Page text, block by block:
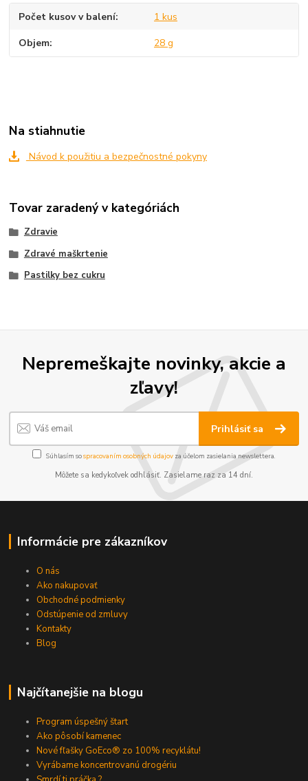
Počet kusov v balení 1 kus
Objem 28 g
Na stiahnutie
Návod k použitiu a bezpečnostné pokyny
Tovar zaradený v kategóriách
Zdravie
Zdravé maškrtenie
Pastilky bez cukru
Nepremeškajte novinky, akcie a
zľavy!
Prihlásiť sa
Súhlasím sospracovaním osobných údajov za účelom zasielania newslettera.
Môžete sa kedykoľvek odhlásiť. Zasielame raz za 14 dní.
Informácie pre zákazníkov
O nás
Ako nakupovať
Obchodné podmienky
Odstúpenie od zmluvy
Kontakty
Blog
Najčítanejšie na blogu
Program úspešný štart
Ako pôsobí kamenec
Nové fľašky GoEco® zo 100% recyklátu!
Vyrábame koncentrovanú drogériu